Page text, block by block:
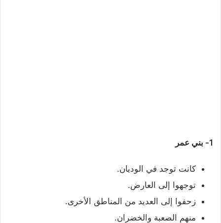
1- بني عمر
كانت توجد في الوديان.
توجهوا إلى العارض.
زحفوا إلى العديد من المناطق الأخرى.
منهم الصعبة والخضران.